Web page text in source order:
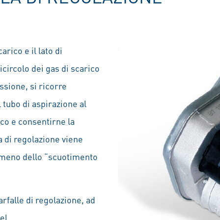
e il lato di
dei gas di scarico
si ricorre
di aspirazione al
e consentirne la
di regolazione viene
dello “scuotimento
di regolazione, ad